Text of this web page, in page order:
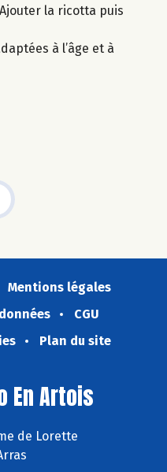
la ricotta puis
à l’âge et à
Mentions légales
CGU
Plan du site
En Artois
de Lorette